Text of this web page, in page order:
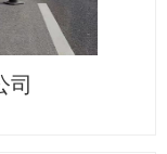
司